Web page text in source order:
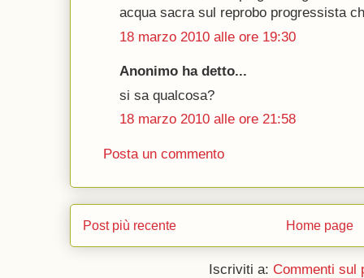
acqua sacra sul reprobo progressista
18 marzo 2010 alle ore 19:30
Anonimo ha detto...
si sa qualcosa?
18 marzo 2010 alle ore 21:58
Posta un commento
Post più recente Home page
Iscriviti a: Commenti sul